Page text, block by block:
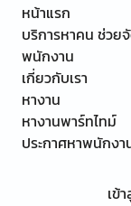
หน้าแรก
บริการหาคน ช่วย
พนักงาน
เกี่ยวกับเรา
หางาน
หางานพาร์ทไทม์
ประกาศหาพนักง
เข้